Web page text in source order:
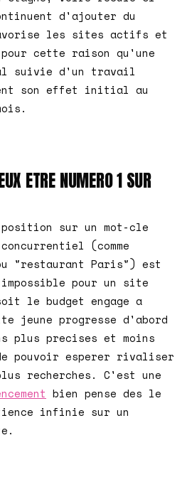
d'ajouter du
les sites actifs et
cette raison qu'une
suivie d'un travail
son effet initial au
ETRE NUMERO 1 SUR
sur un mot-cle
(comme
"restaurant Paris") est
pour un site
le budget engage a
jeune progresse d'abord
plus precises et moins
pouvoir esperer rivaliser
recherches. C'est une
bien pense des le
infinie sur un